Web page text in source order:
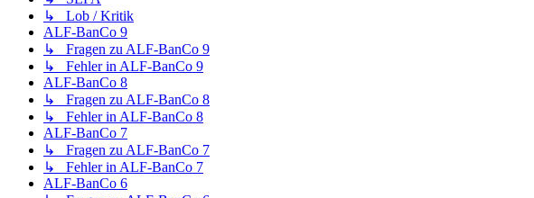
↳ Lob / Kritik
ALF-BanCo 9
↳ Fragen zu ALF-BanCo 9
↳ Fehler in ALF-BanCo 9
ALF-BanCo 8
↳ Fragen zu ALF-BanCo 8
↳ Fehler in ALF-BanCo 8
ALF-BanCo 7
↳ Fragen zu ALF-BanCo 7
↳ Fehler in ALF-BanCo 7
ALF-BanCo 6